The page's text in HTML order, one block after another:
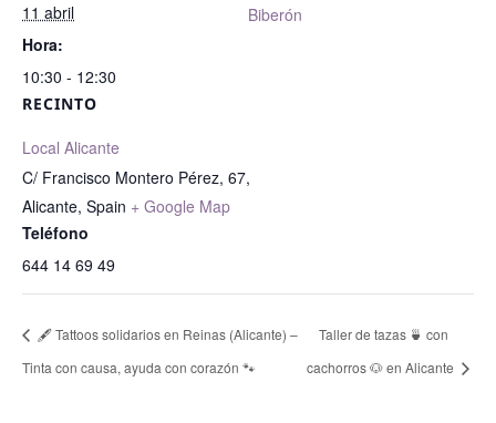
11 abril
Hora:
10:30 - 12:30
RECINTO
Local Alicante
C/ Francisco Montero Pérez, 67,
Alicante, Spain + Google Map
Teléfono
644 14 69 49
Biberón
🖋️ Tattoos solidarios en Reinas (Alicante) –
Tinta con causa, ayuda con corazón 🐾
Taller de tazas 🍵 con
cachorros 🐶 en Alicante